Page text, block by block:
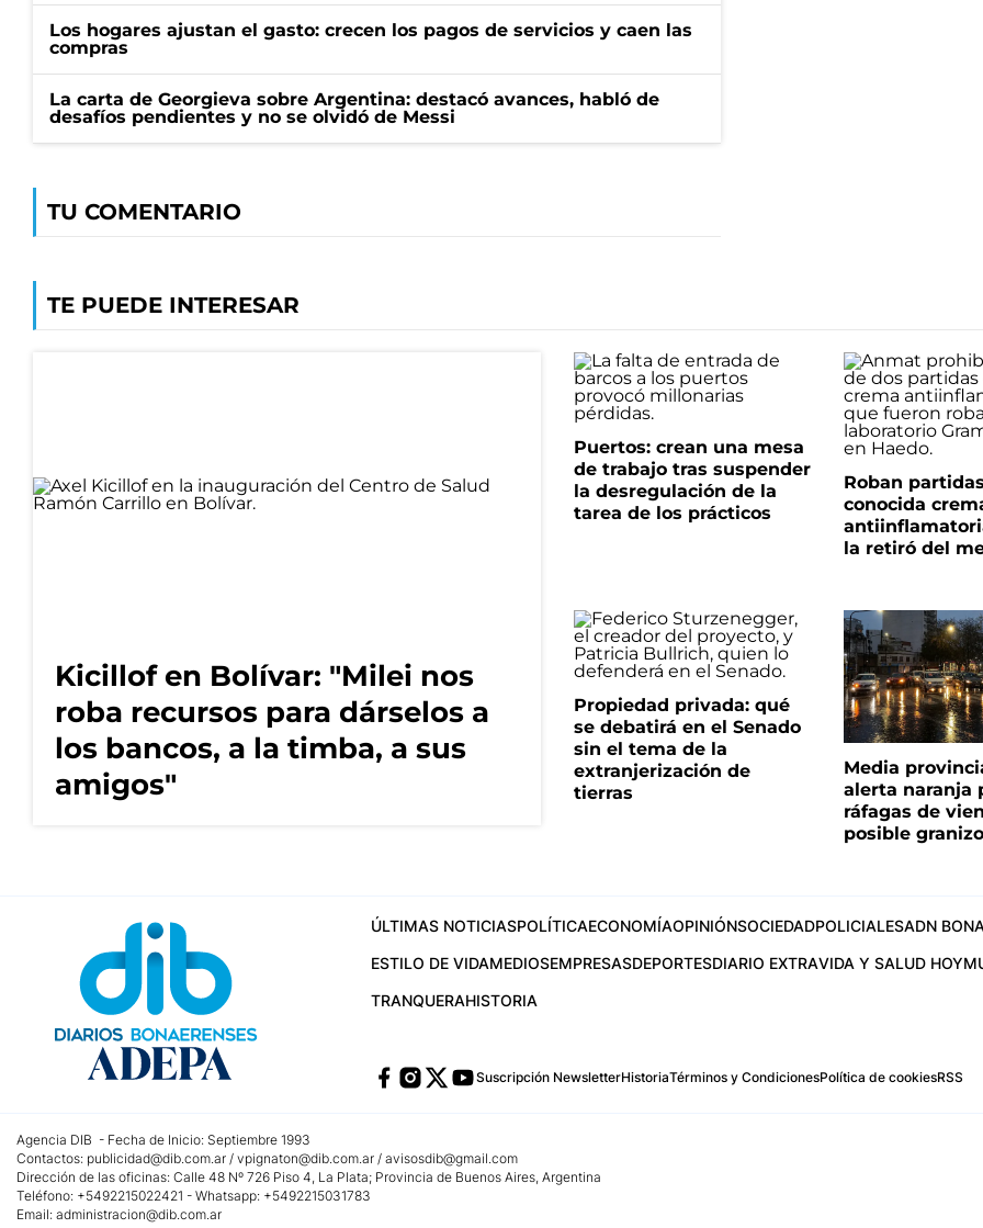
Los hogares ajustan el gasto: crecen los pagos de servicios y caen las
compras
La carta de Georgieva sobre Argentina: destacó avances, habló de
desafíos pendientes y no se olvidó de Messi
TU COMENTARIO
TE PUEDE INTERESAR
Kicillof en Bolívar: "Milei nos
roba recursos para dárselos a
los bancos, a la timba, a sus
amigos"
Puertos: crean una mesa
de trabajo tras suspender
la desregulación de la
tarea de los prácticos
Roban
conocida
la retiró del
Propiedad privada: qué
se debatirá en el Senado
sin el tema de la
extranjerización de
tierras
Media
alerta naranja
ráfagas de
posible granizo
ÚLTIMAS NOTICIASPOLÍTICAECONOMÍAOPINIÓNSOCIEDADPOLICIALESADN
ESTILO DE VIDAMEDIOSEMPRESASDEPORTESDIARIO EXTRAVIDA Y SALUD HOY
TRANQUERAHISTORIA
Suscripción NewsletterHistoriaTérminos y CondicionesPolítica de cookiesRSS
Agencia DIB - Fecha de Inicio: Septiembre 1993
Contactos: publicidad@dib.com.ar / vpignaton@dib.com.ar / avisosdib@gmail.com
Dirección de las oficinas: Calle 48 Nº 726 Piso 4, La Plata; Provincia de Buenos Aires, Argentina
Teléfono: +5492215022421 - Whatsapp: +5492215031783
Email: administracion@dib.com.ar